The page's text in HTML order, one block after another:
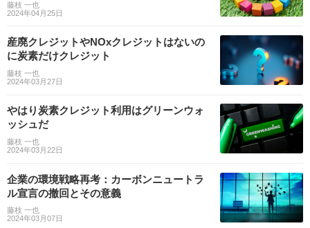
藤枝 一也
2024年04月25日
産廃クレジットやNOxクレジットはないの
に炭素だけクレジット
藤枝 一也
2024年03月27日
やはり炭素クレジット利用はグリーンウォ
ッシュだ
藤枝 一也
2024年03月22日
企業の環境戦略再考：カーボンニュートラ
ル宣言の撤回とその意義
藤枝 一也
2024年03月07日